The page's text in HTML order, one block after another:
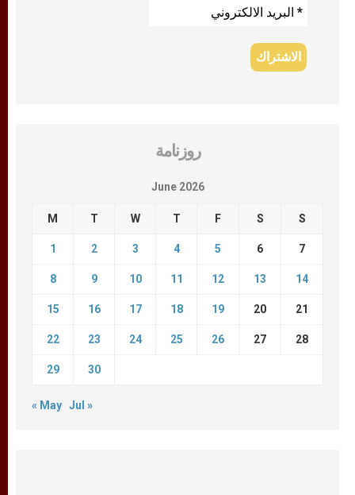
روزنامة
June 2026
M T W T F S S
1 2 3 4 5 6 7
8 9 10 11 12 13 14
15 16 17 18 19 20 21
22 23 24 25 26 27 28
29 30
« May Jul »